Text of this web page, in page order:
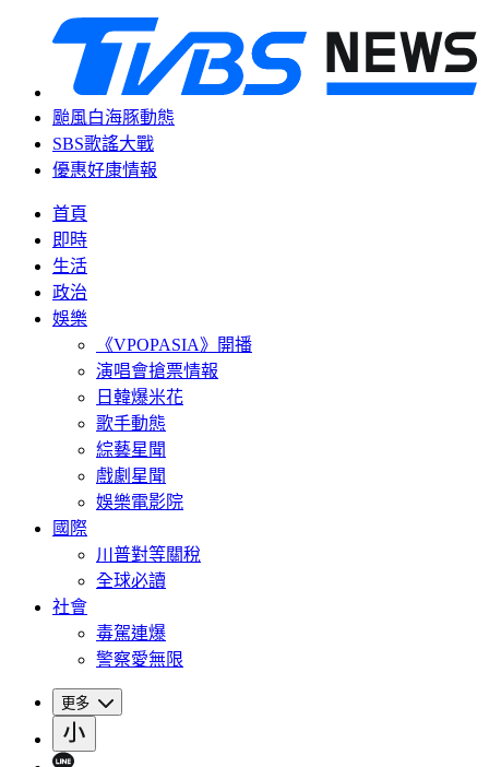
颱風白海豚動態
SBS歌謠大戰
優惠好康情報
首頁
即時
生活
政治
娛樂
《VPOPASIA》開播
演唱會搶票情報
日韓爆米花
歌手動態
綜藝星聞
戲劇星聞
娛樂電影院
國際
川普對等關稅
全球必讀
社會
毒駕連爆
警察愛無限
更多